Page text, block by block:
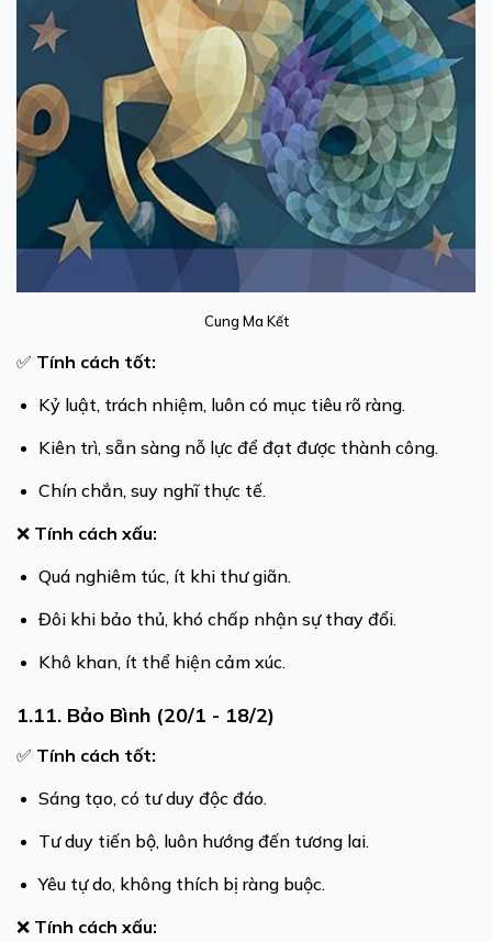
Cung Ma Kết
✅ Tính cách tốt:
Kỷ luật, trách nhiệm, luôn có mục tiêu rõ ràng.
Kiên trì, sẵn sàng nỗ lực để đạt được thành công.
Chín chắn, suy nghĩ thực tế.
❌ Tính cách xấu:
Quá nghiêm túc, ít khi thư giãn.
Đôi khi bảo thủ, khó chấp nhận sự thay đổi.
Khô khan, ít thể hiện cảm xúc.
1.11. Bảo Bình (20/1 - 18/2)
✅ Tính cách tốt:
Sáng tạo, có tư duy độc đáo.
Tư duy tiến bộ, luôn hướng đến tương lai.
Yêu tự do, không thích bị ràng buộc.
❌ Tính cách xấu: